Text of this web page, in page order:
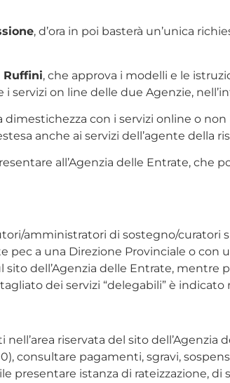
, d’ora in poi basterà un’unica
Ruffini, che approva i modelli e le
on line delle due Agenzie,
con i servizi online o non
anche ai servizi dell’agente della
all’Agenzia delle Entrate, che
amministratori di sostegno/curatori
a una Direzione Provinciale o con
dell’Agenzia delle Entrate, mentre
dei servizi “delegabili” è
riservata del sito dell’Agenzia
consultare pagamenti, sgravi,
presentare istanza di rateizzazione, di